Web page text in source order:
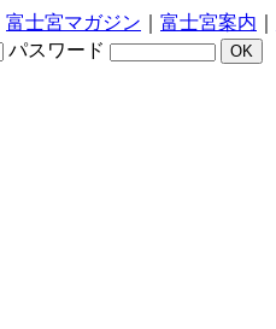
富士宮マガジン 富士宮案内
パスワード